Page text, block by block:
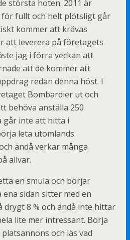
största hoten. 2011 är
fullt och helt plötsligt går
kommer att krävas
att leverera på företagets
jag i förra veckan att
att de kommer att
redan denna höst. I
Bombardier ut och
behöva anställa 250
går inte att hitta i
leta utomlands.
ändå verkar många
allvar.
en smula och börjar
sidan sitter med en
8 % och ändå inte hittar
lite mer intressant. Börja
och läs vad